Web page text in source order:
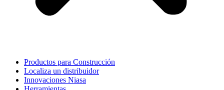
Productos para Construcción
Localiza un distribuidor
Innovaciones Niasa